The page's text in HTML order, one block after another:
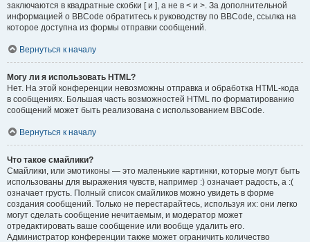
заключаются в квадратные скобки [ и ], а не в < и >. За дополнительной
информацией о BBCode обратитесь к руководству по BBCode, ссылка на
которое доступна из формы отправки сообщений.
Вернуться к началу
Могу ли я использовать HTML?
Нет. На этой конференции невозможны отправка и обработка HTML-кода
в сообщениях. Большая часть возможностей HTML по форматированию
сообщений может быть реализована с использованием BBCode.
Вернуться к началу
Что такое смайлики?
Смайлики, или эмотиконы — это маленькие картинки, которые могут быть
использованы для выражения чувств, например :) означает радость, а :(
означает грусть. Полный список смайликов можно увидеть в форме
создания сообщений. Только не перестарайтесь, используя их: они легко
могут сделать сообщение нечитаемым, и модератор может
отредактировать ваше сообщение или вообще удалить его.
Администратор конференции также может ограничить количество